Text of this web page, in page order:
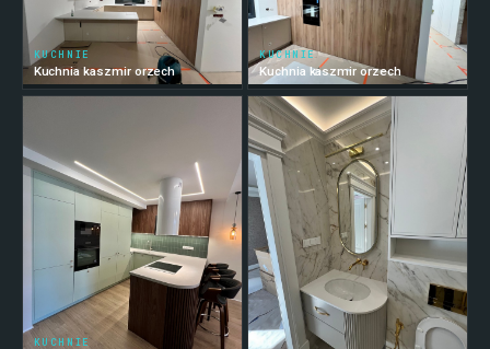
KUCHNIE
Kuchnia kaszmir orzech
KUCHNIE
Kuchnia kaszmir orzech
KUCHNIE